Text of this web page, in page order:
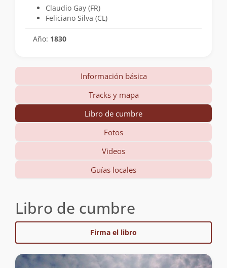
Claudio Gay (FR)
Feliciano Silva (CL)
Año: 1830
Información básica
Tracks y mapa
Libro de cumbre
Fotos
Videos
Guías locales
Libro de cumbre
Firma el libro